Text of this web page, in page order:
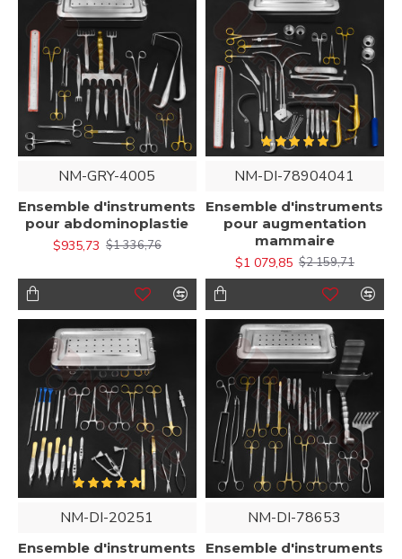
NM-GRY-4005
Ensemble d'instruments
pour abdominoplastie
$935,73 $1 336,76
NM-DI-78904041
Ensemble d'instruments
pour augmentation
mammaire
$1 079,85 $2 159,71
NM-DI-20251
Ensemble d'instruments
NM-DI-78653
Ensemble d'instruments